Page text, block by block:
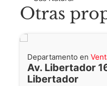
Otras
Departamento en
Av. Libertador
Libertador